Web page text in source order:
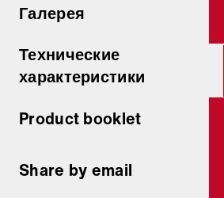
Галерея
Технические
характеристики
Product booklet
Share by email